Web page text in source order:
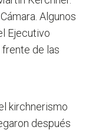
Algunos
Ejecutivo
de las
kirchnerismo
después